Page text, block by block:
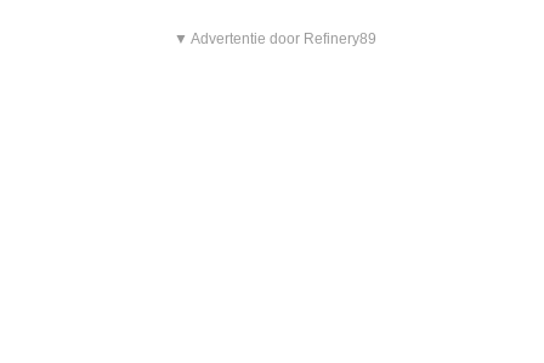
▼ Advertentie door Refinery89